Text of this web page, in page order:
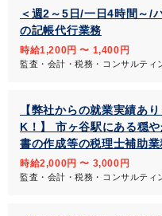
＜週2～5日/一日4時間～/
の記帳代行業務
時給1,200円 〜 1,400円
監査・会計・税務・コンサルティ
【弊社からの就業実績あ
K！】 市ヶ谷駅にある穏
書の作成等の税理士補助
時給2,000円 〜 3,000円
監査・会計・税務・コンサルティ